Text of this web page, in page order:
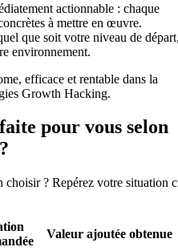
actionnable : chaque
à mettre en œuvre.
que soit votre niveau de
environnement.
efficace et rentable dans la
Growth Hacking.
pour vous selon
choisir ? Repérez votre situation
Valeur ajoutée obtenue